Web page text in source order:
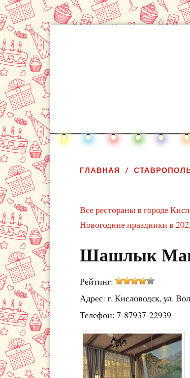
ГЛАВНАЯ
Все рестораны в городе
Новогодние праздники в
Шашлык
Рейтинг:
Адрес: г. Кисловодск, ул.
Телефон: 7-87937-22939